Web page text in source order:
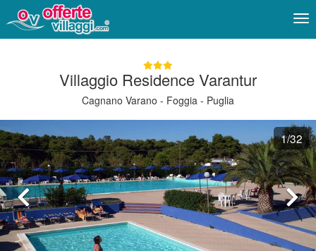
Villaggio Residence Varantur
Cagnano Varano - Foggia - Puglia
1/32